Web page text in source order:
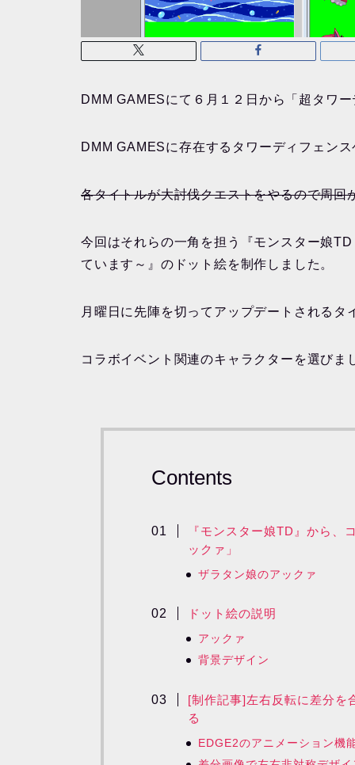
DMM GAMESにて６月１２日から「超タワ
DMM GAMESに存在するタワーディフェン
各タイトルが大討伐クエストをやるので周回
今回はそれらの一角を担う『モンスター娘
ています～』のドット絵を制作しました。
月曜日に先陣を切ってアップデートされるタ
コラボイベント関連のキャラクターを選び
Contents
『モンスター娘TD』から、
ックァ」
ザラタン娘のアックァ
ドット絵の説明
アックァ
背景デザイン
[制作記事]左右反転に差分を
る
EDGE2のアニメーション機